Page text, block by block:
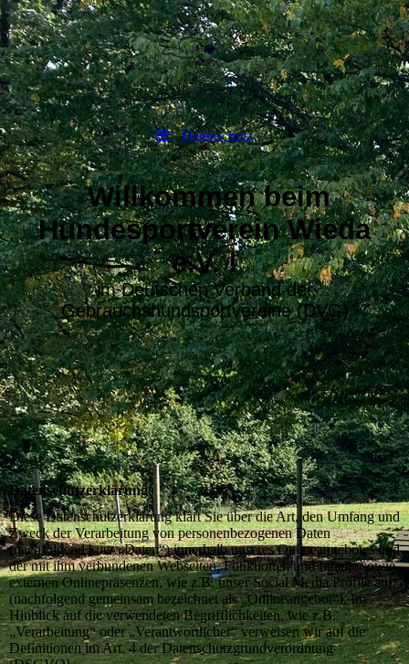
Datenschutz
Willkommen beim
Hundesportverein Wieda
e.V. !
im Deutschen Verband der
Gebrauchshundsportvereine (DVG)
Datenschutzerklärung
Diese Datenschutzerklärung klärt Sie über die Art, den Umfang und
Zweck der Verarbeitung von personenbezogenen Daten
(nachfolgend kurz „Daten“) innerhalb unseres Onlineangebotes und
der mit ihm verbundenen Webseiten, Funktionen und Inhalte sowie
externen Onlinepräsenzen, wie z.B. unser Social Media Profile auf.
(nachfolgend gemeinsam bezeichnet als „Onlineangebot“). Im
Hinblick auf die verwendeten Begrifflichkeiten, wie z.B.
„Verarbeitung“ oder „Verantwortlicher“ verweisen wir auf die
Definitionen im Art. 4 der Datenschutzgrundverordnung